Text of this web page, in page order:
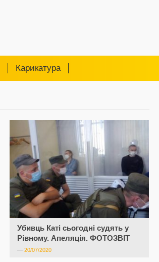
Карикатура
Убивць Каті сьогодні судять у
Рівному. Апеляція. ФОТОЗВІТ
— 20/07/2020